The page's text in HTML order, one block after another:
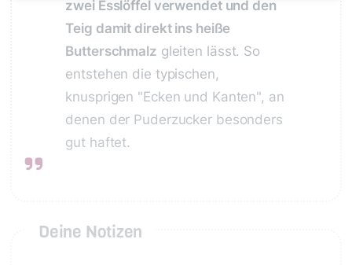
zwei Esslöffel verwendet und den
Teig damit direkt ins heiße
Butterschmalz gleiten lässt. So
entstehen die typischen,
knusprigen "Ecken und Kanten", an
denen der Puderzucker besonders
gut haftet.
Deine Notizen